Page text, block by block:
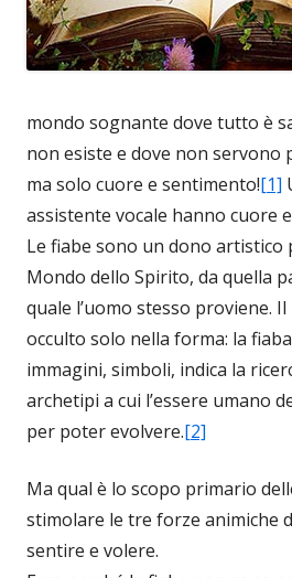
mondo sognante dove tutto è
non esiste e dove non servono
ma solo cuore e sentimento![1]
assistente vocale hanno cuore
Le fiabe sono un dono artistico
Mondo dello Spirito, da quella
quale l’uomo stesso proviene.
occulto solo nella forma: la
immagini, simboli, indica la
archetipi a cui l’essere umano
per poter evolvere.[2]
Ma qual è lo scopo primario
stimolare le tre forze animiche
sentire e volere.